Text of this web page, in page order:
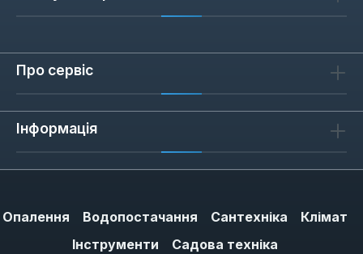
Про сервіс
Інформація
Опалення Водопостачання Сантехніка
Клімат
Інструменти
Садова техніка